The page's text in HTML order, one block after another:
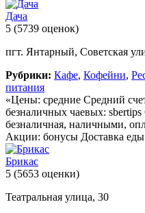
Дача
5 (5739 оценок)
пгт. Янтарный, Советская
Рубрики: Кафе, Кофейни,
питания
«Цены: средние Средний
безналичных чаевых:
безналичная, наличными,
Акции: бонусы Доставка
Брикас
5 (5653 оценки)
Театральная улица, 30